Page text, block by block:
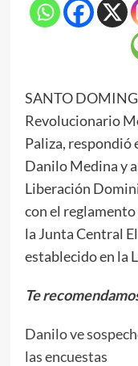
SANTO
Revolucionario
Paliza, respondió
Danilo Medina y
Liberación
con el
la Junta Central
establecido en la
Te
Danilo ve
las encuestas